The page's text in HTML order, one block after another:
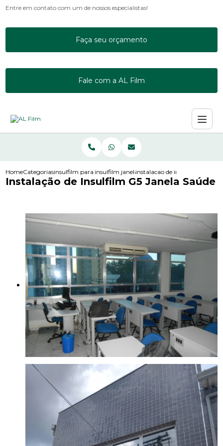
Entre em contato com um de nossos especialistas!
Faça seu orçamento
Fale com a AL Film
HomeCategoriasinsulfilm para janelasinsulfilm janela residencialinstalacao de insulfilm g5
Instalação de Insulfilm G5 Janela Saúde